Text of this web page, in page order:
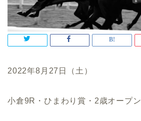
2022年8月27日（土）
小倉9R・ひまわり賞・2歳オープン